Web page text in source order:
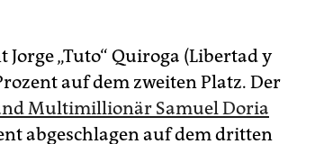
„Tuto“ Quiroga (Libertad y
auf dem zweiten Platz. Der
Multimillionär Samuel Doria
abgeschlagen auf dem dritten